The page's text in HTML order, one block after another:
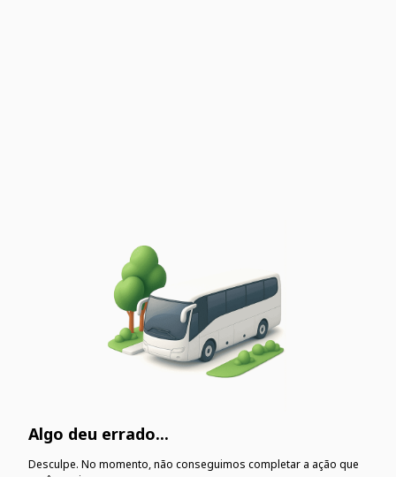
Algo deu errado...
Desculpe. No momento, não conseguimos completar a ação que